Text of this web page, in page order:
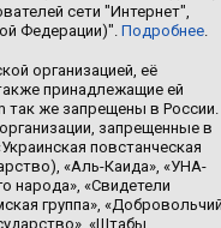
сети "Интернет",
Федерации)". Подробнее.
организацией, её
принадлежащие ей
так же запрещены в России.
запрещенные в
повстанческая
«Аль-Каида», «УНА-
народа», «Свидетели
группа»,
«Штабы